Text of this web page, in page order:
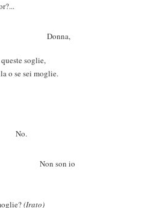
soglie,
o se sei moglie.
io
(Irato)